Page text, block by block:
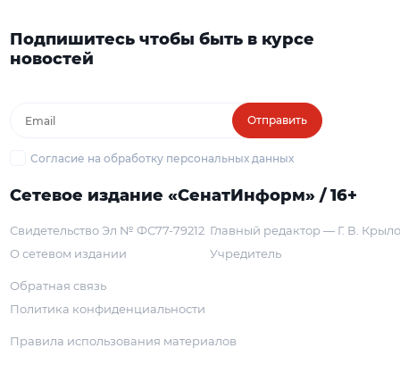
Подпишитесь чтобы быть в курсе
новостей
Отправить
Согласие на обработку персональных данных
Сетевое издание «СенатИнформ» / 16+
Свидетельство Эл № ФС77-79212
О сетевом издании
Главный редактор — Г. В.
Учредитель
Обратная связь
Политика конфиденциальности
Правила использования материалов